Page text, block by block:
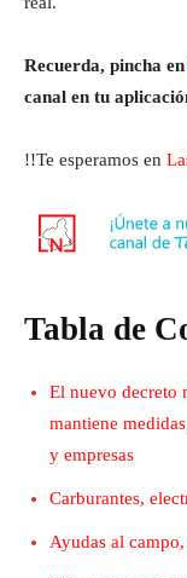
Recuerda, pincha en
canal en tu
!!Te esperamos en
Tabla de
El nuevo decreto
mantiene
y empresas
Carburantes,
Ayudas al